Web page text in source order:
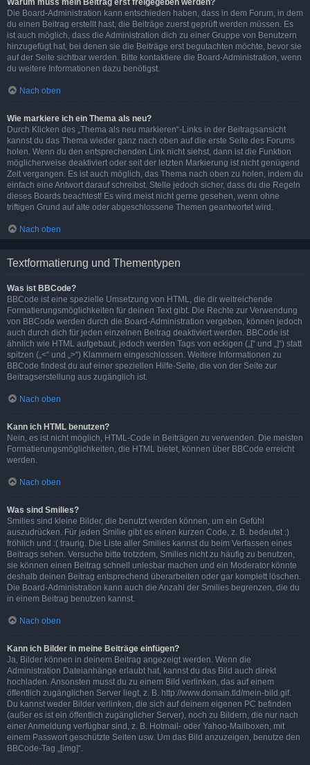
Warum muss mein Beitrag erst freigegeben werden?
Die Board-Administration kann entschieden haben, dass in dem Forum, in dem
du einen Beitrag erstellt hast, die Beiträge zuerst geprüft werden müssen. Es
ist auch möglich, dass die Administration dich zu einer Gruppe von Benutzern
hinzugefügt hat, bei denen sie die Beiträge erst begutachten möchte, bevor sie
auf der Seite sichtbar werden. Bitte kontaktiere die Board-Administration, wenn
du weitere Informationen dazu benötigst.
Nach oben
Wie markiere ich ein Thema als neu?
Durch Klicken des „Thema als neu markieren“-Links in der Beitragsansicht
kannst du das Thema wieder ganz nach oben auf die erste Seite des Forums
holen. Wenn du den entsprechenden Link nicht siehst, dann ist die Funktion
möglicherweise deaktiviert oder seit der letzten Markierung ist nicht genügend
Zeit vergangen. Es ist auch möglich, das Thema nach oben zu holen, indem du
einfach eine Antwort darauf schreibst. Stelle jedoch sicher, dass du die Regeln
dieses Boards beachtest! Es wird meist nicht gerne gesehen, wenn ohne
triftigen Grund auf alte oder abgeschlossene Themen geantwortet wird.
Nach oben
Textformatierung und Thementypen
Was ist BBCode?
BBCode ist eine spezielle Umsetzung von HTML, die dir weitreichende
Formatierungsmöglichkeiten für deinen Text gibt. Die Rechte zur Verwendung
von BBCode werden durch die Board-Administration vergeben, können jedoch
auch durch dich für jeden einzelnen Beitrag deaktiviert werden. BBCode ist
ähnlich wie HTML aufgebaut, jedoch werden Tags von eckigen („[“ und „]“) statt
spitzen („<“ und „>“) Klammern eingeschlossen. Weitere Informationen zu
BBCode findest du auf einer speziellen Hilfe-Seite, die von der Seite zur
Beitragserstellung aus zugänglich ist.
Nach oben
Kann ich HTML benutzen?
Nein, es ist nicht möglich, HTML-Code in Beiträgen zu verwenden. Die meisten
Formatierungsmöglichkeiten, die HTML bietet, können über BBCode erreicht
werden.
Nach oben
Was sind Smilies?
Smilies sind kleine Bilder, die benutzt werden können, um ein Gefühl
auszudrücken. Für jeden Smilie gibt es einen kurzen Code, z. B. bedeutet :)
fröhlich und :( traurig. Die Liste aller Smilies kannst du beim Verfassen eines
Beitrags sehen. Versuche bitte trotzdem, Smilies nicht zu häufig zu benutzen,
sie können einen Beitrag schnell unlesbar machen und ein Moderator könnte
deshalb deinen Beitrag entsprechend überarbeiten oder gar komplett löschen.
Die Board-Administration kann auch die Anzahl der Smilies begrenzen, die du
in einem Beitrag benutzen kannst.
Nach oben
Kann ich Bilder in meine Beiträge einfügen?
Ja, Bilder können in deinem Beitrag angezeigt werden. Wenn die
Administration Dateianhänge erlaubt hat, kannst du das Bild auch direkt
hochladen. Ansonsten musst du zu einem Bild verlinken, das auf einem
öffentlich zugänglichen Server liegt, z. B. http://www.domain.tld/mein-bild.gif.
Du kannst weder Bilder verlinken, die sich auf deinem eigenen PC befinden
(außer es ist ein öffentlich zugänglicher Server), noch zu Bildern, die nur nach
einer Anmeldung verfügbar sind, z. B. Hotmail- oder Yahoo-Mailboxen, mit
einem Passwort geschützte Seiten usw. Um das Bild anzuzeigen, benutze den
BBCode-Tag „[img]“.